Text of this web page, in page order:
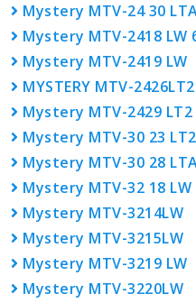
Mystery MTV-24 30
Mystery MTV-2418 LW
Mystery MTV-2419 LW
MYSTERY MTV-2426LT2
Mystery MTV-2429 LT2
Mystery MTV-30 23 LT2
Mystery MTV-30 28
Mystery MTV-32 18 LW
Mystery MTV-3214LW
Mystery MTV-3215LW
Mystery MTV-3219 LW
Mystery MTV-3220LW